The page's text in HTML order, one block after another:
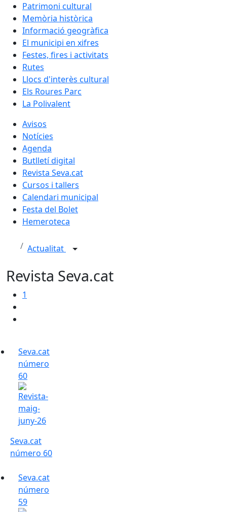
Patrimoni cultural
Memòria històrica
Informació geogràfica
El municipi en xifres
Festes, fires i activitats
Rutes
Llocs d'interès cultural
Els Roures Parc
La Polivalent
Avisos
Notícies
Agenda
Butlletí digital
Revista Seva.cat
Cursos i tallers
Calendari municipal
Festa del Bolet
Hemeroteca
Actualitat
Revista Seva.cat
1
Seva.cat
número
60
Seva.cat
número 60
Seva.cat
número
59